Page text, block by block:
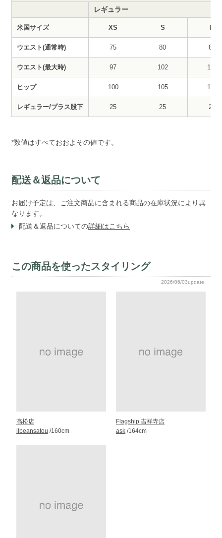
レギュラー
米国サイズ XS S
ウエスト(通常時) 75 80 85
ウエスト(最大時) 97 102 107
ヒップ 100 105 110
レギュラー/プラス股下 25 25 25
*数値はすべておおよその値です。
配送＆返品について
お届け予定は、ご注文商品に含まれる商品の在庫状況により異
なります。
配送＆返品についての詳細はこちら
この商品を使ったスタイリング
2026/06/03update
高松店
llbeansatou /160cm
Flagship 吉祥寺店
ask /164cm